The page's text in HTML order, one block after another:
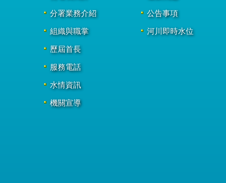
分署業務介紹
組織與職掌
歷屆首長
服務電話
水情資訊
機關宣導
公告事項
河川即時水位